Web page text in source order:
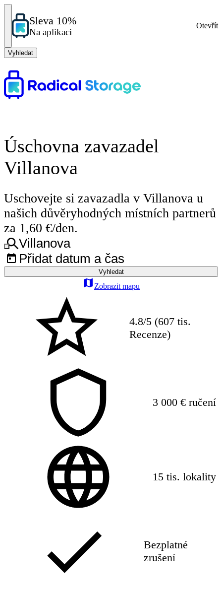
Sleva 10%
Na aplikaci
Otevřít
Vyhledat
Úschovna zavazadel
Villanova
Uschovejte si zavazadla v Villanova u
našich důvěryhodných místních partnerů
za 1,60 €/den.
Villanova
Přidat datum a čas
Vyhledat
Zobrazit mapu
4.8/5 (607 tis.
Recenze)
3 000 € ručení
15 tis. lokality
Bezplatné
zrušení